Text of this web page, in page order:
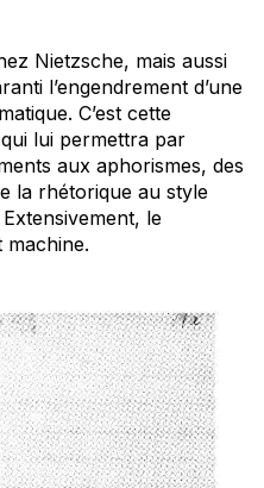
Nietzsche, mais aussi
l’engendrement d’une
C’est cette
lui permettra par
aux aphorismes, des
la rhétorique au style
le
machine.